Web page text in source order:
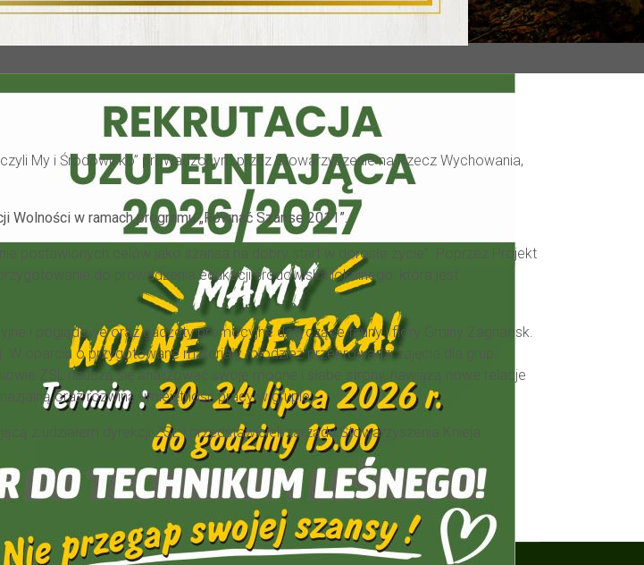
My i Środowisko” prowadzonym przez Stowarzyszenie na Rzecz Wychowania,
Wolności w ramach programu „Równać Szanse 2011”.
postawionych celów jako szansa na dobry start w dorosłe życie”. Poprzez Projekt
do prowadzenia edukacji środowiska lokalnego, która jest
i poglądowe oraz gadżety promocyjne dotyczące fauny i flory Gminy Zagnańsk.
oparciu o przygotowane materiały młodzież przeprowadzi zajęcia dla grup
ZSL nauczą się analizować swoje mocne i słabe strony, nawiążą nowe relacje
oraz rozwiną umiejętność pracy w grupie.
z udziałem dyrekcji ZSL i przedstawicieli zarządu Stowarzyszenia Knieja.